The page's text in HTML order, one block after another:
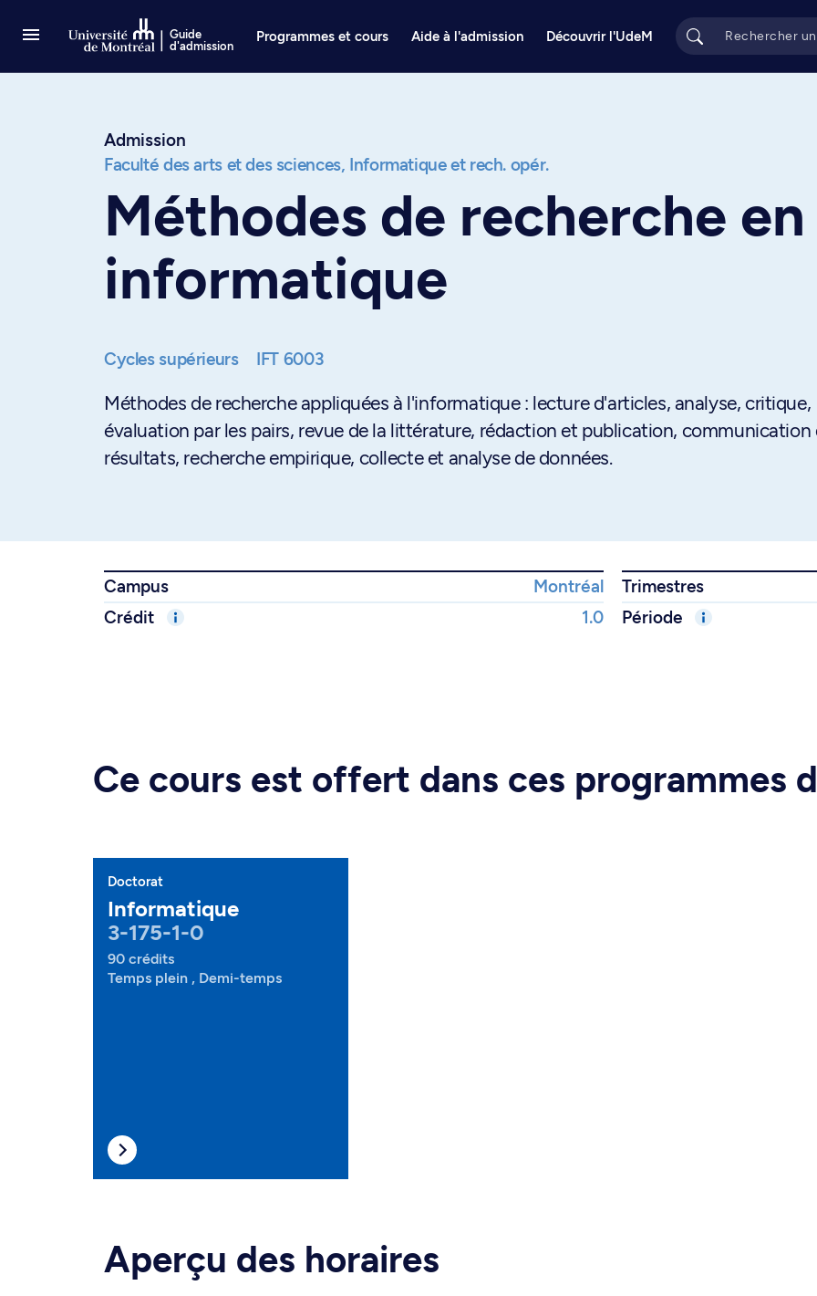
Guide
d'admission
Programmes et cours Aide à l'admission Découvrir l'UdeM
Admission
Faculté des arts et des sciences, Informatique et rech. opér.
Méthodes de recherche en
informatique
Cycles supérieurs IFT 6003
Méthodes de recherche appliquées à l'informatique : lecture d'articles, analyse, critique,
évaluation par les pairs, revue de la littérature, rédaction et publication, communication
résultats, recherche empirique, collecte et analyse de données.
Campus Montréal
Trimestres
Crédit
1.0 Période
Ce cours est offert dans ces programmes
Doctorat
Informatique
3-175-1-0
90 crédits
Temps plein , Demi-temps
Aperçu des horaires